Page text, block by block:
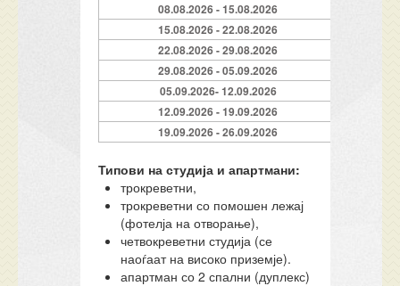
08.08.2026 - 15.08.2026
15.08.2026 - 22.08.2026
22.08.2026 - 29.08.2026
29.08.2026 - 05.09.2026
05.09.2026- 12.09.2026
12.09.2026 - 19.09.2026
19.09.2026 - 26.09.2026
Типови на студија и апартмани:
трокреветни,
трокреветни со помошен лежај
(фотелја на отворање),
четвокреветни студија (се
наоѓаат на високо приземје).
апартман со 2 спални (дуплекс)